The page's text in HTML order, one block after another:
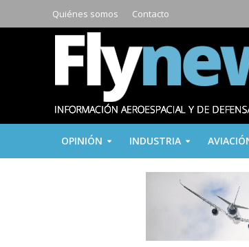
Quiénes somos Contacto
OPINIÓN INDUSTRIA